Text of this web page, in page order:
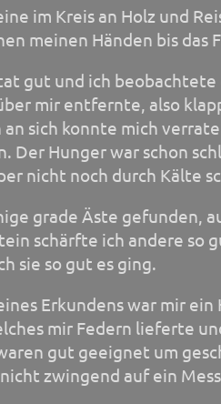
im Kreis an Holz und
meinen Händen bis das
gut und ich beobachtete
mir entfernte, also
an sich konnte mich
Der Hunger war schon
nicht noch durch Kälte
grade Äste gefunden,
schärfte ich andere so
sie so gut es ging.
Erkundens war mir
mir Federn lieferte
gut geeignet um
zwingend auf ein